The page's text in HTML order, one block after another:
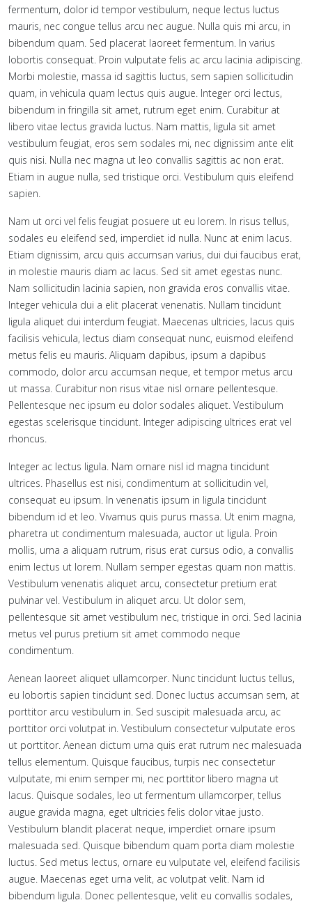
fermentum, dolor id tempor vestibulum, neque lectus luctus
mauris, nec congue tellus arcu nec augue. Nulla quis mi arcu, in
bibendum quam. Sed placerat laoreet fermentum. In varius
lobortis consequat. Proin vulputate felis ac arcu lacinia adipiscing.
Morbi molestie, massa id sagittis luctus, sem sapien sollicitudin
quam, in vehicula quam lectus quis augue. Integer orci lectus,
bibendum in fringilla sit amet, rutrum eget enim. Curabitur at
libero vitae lectus gravida luctus. Nam mattis, ligula sit amet
vestibulum feugiat, eros sem sodales mi, nec dignissim ante elit
quis nisi. Nulla nec magna ut leo convallis sagittis ac non erat.
Etiam in augue nulla, sed tristique orci. Vestibulum quis eleifend
sapien.
Nam ut orci vel felis feugiat posuere ut eu lorem. In risus tellus,
sodales eu eleifend sed, imperdiet id nulla. Nunc at enim lacus.
Etiam dignissim, arcu quis accumsan varius, dui dui faucibus erat,
in molestie mauris diam ac lacus. Sed sit amet egestas nunc.
Nam sollicitudin lacinia sapien, non gravida eros convallis vitae.
Integer vehicula dui a elit placerat venenatis. Nullam tincidunt
ligula aliquet dui interdum feugiat. Maecenas ultricies, lacus quis
facilisis vehicula, lectus diam consequat nunc, euismod eleifend
metus felis eu mauris. Aliquam dapibus, ipsum a dapibus
commodo, dolor arcu accumsan neque, et tempor metus arcu
ut massa. Curabitur non risus vitae nisl ornare pellentesque.
Pellentesque nec ipsum eu dolor sodales aliquet. Vestibulum
egestas scelerisque tincidunt. Integer adipiscing ultrices erat vel
rhoncus.
Integer ac lectus ligula. Nam ornare nisl id magna tincidunt
ultrices. Phasellus est nisi, condimentum at sollicitudin vel,
consequat eu ipsum. In venenatis ipsum in ligula tincidunt
bibendum id et leo. Vivamus quis purus massa. Ut enim magna,
pharetra ut condimentum malesuada, auctor ut ligula. Proin
mollis, urna a aliquam rutrum, risus erat cursus odio, a convallis
enim lectus ut lorem. Nullam semper egestas quam non mattis.
Vestibulum venenatis aliquet arcu, consectetur pretium erat
pulvinar vel. Vestibulum in aliquet arcu. Ut dolor sem,
pellentesque sit amet vestibulum nec, tristique in orci. Sed lacinia
metus vel purus pretium sit amet commodo neque
condimentum.
Aenean laoreet aliquet ullamcorper. Nunc tincidunt luctus tellus,
eu lobortis sapien tincidunt sed. Donec luctus accumsan sem, at
porttitor arcu vestibulum in. Sed suscipit malesuada arcu, ac
porttitor orci volutpat in. Vestibulum consectetur vulputate eros
ut porttitor. Aenean dictum urna quis erat rutrum nec malesuada
tellus elementum. Quisque faucibus, turpis nec consectetur
vulputate, mi enim semper mi, nec porttitor libero magna ut
lacus. Quisque sodales, leo ut fermentum ullamcorper, tellus
augue gravida magna, eget ultricies felis dolor vitae justo.
Vestibulum blandit placerat neque, imperdiet ornare ipsum
malesuada sed. Quisque bibendum quam porta diam molestie
luctus. Sed metus lectus, ornare eu vulputate vel, eleifend facilisis
augue. Maecenas eget urna velit, ac volutpat velit. Nam id
bibendum ligula. Donec pellentesque, velit eu convallis sodales,